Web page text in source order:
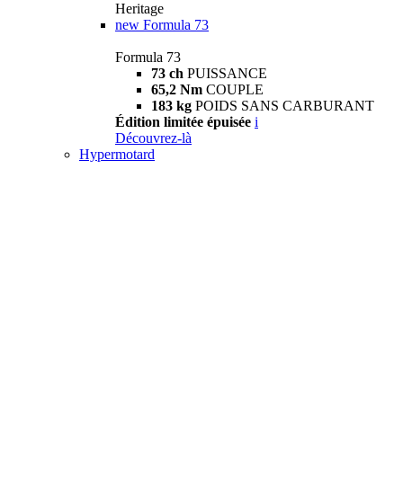
Heritage
new Formula 73
Formula 73
73 ch PUISSANCE
65,2 Nm COUPLE
183 kg POIDS SANS CARBURANT
Édition limitée épuisée i
Découvrez-là
Hypermotard